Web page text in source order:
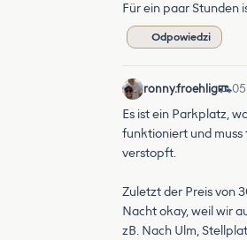
Für ein paar Stunden
Odpowiedzi
ronny.froehlig
Es ist ein Parkplatz,
funktioniert und muss
verstopft.
Zuletzt der Preis von
Nacht okay, weil wir
zB. Nach Ulm,